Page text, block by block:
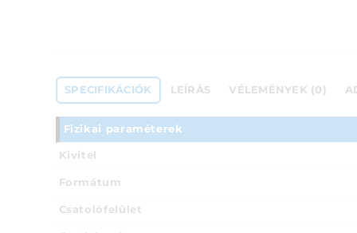
SPECIFIKÁCIÓK LEÍRÁS VÉLEMÉNYEK (0)
Fizikai paraméterek
Kivitel
Formátum
Csatolófelület